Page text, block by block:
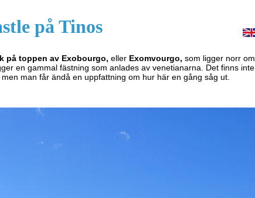
på Tinos
på toppen av Exobourgo, eller Exomvourgo, som ligger norr om
en gammal fästning som anlades av venetianarna. Det finns inte
man får ändå en uppfattning om hur här en gång såg ut.